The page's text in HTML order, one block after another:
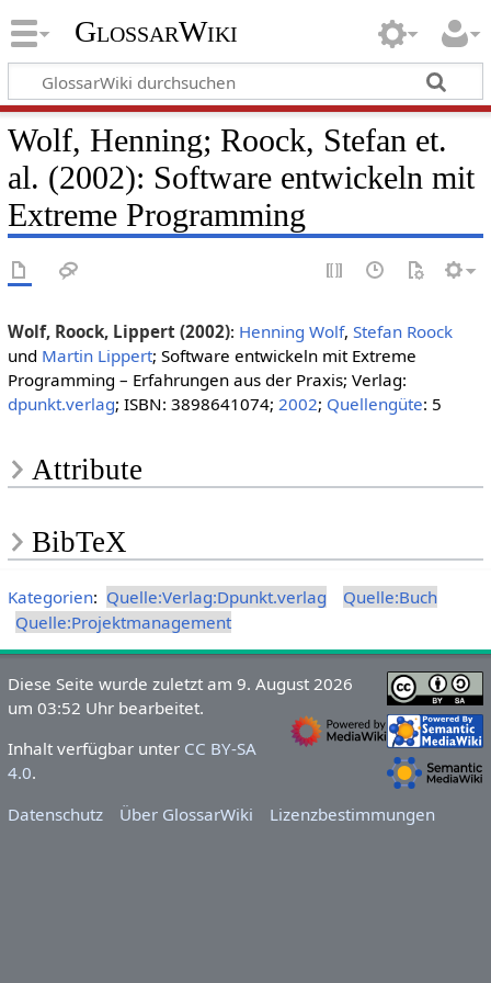
GlossarWiki
Wolf, Henning; Roock, Stefan et.
al. (2002): Software entwickeln mit
Extreme Programming
Wolf, Roock, Lippert (2002): Henning Wolf, Stefan Roock
und Martin Lippert; Software entwickeln mit Extreme
Programming – Erfahrungen aus der Praxis; Verlag:
dpunkt.verlag; ISBN: 3898641074; 2002; Quellengüte: 5
Attribute
BibTeX
Kategorien: Quelle:Verlag:Dpunkt.verlag
Quelle:Buch
Quelle:Projektmanagement
Diese Seite wurde zuletzt am 9. August 2026
um 03:52 Uhr bearbeitet.
Inhalt verfügbar unter CC BY-SA
4.0.
Datenschutz
Über GlossarWiki Lizenzbestimmungen